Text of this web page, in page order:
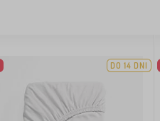
DO 14 DNI